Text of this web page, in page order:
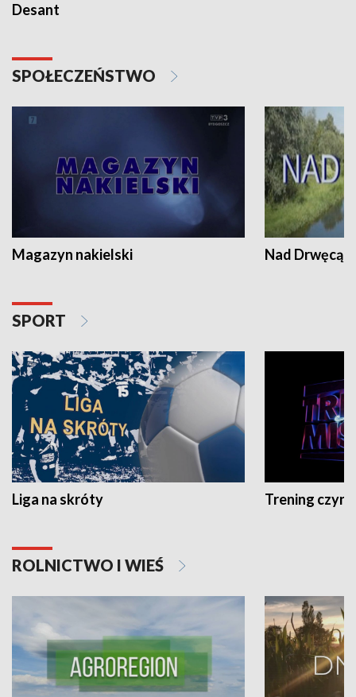
Desant
SPOŁECZEŃSTWO
Magazyn nakielski Nad Drwęcą
SPORT
Liga na skróty Trening czyni
ROLNICTWO I WIEŚ